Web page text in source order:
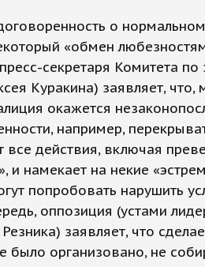
о
«обмен
секретаря Комитета по
Куракина) заявляет, что,
окажется
например,
все действия, включая
и намекает на некие
попробовать нарушить
оппозиция (устами
заявляет, что
было организовано, не